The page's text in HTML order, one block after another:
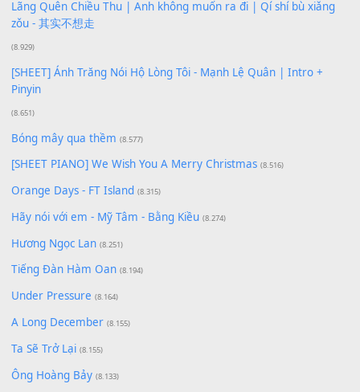
[SHEET PIANO] Happy Birthday
Giá Như - Soobin Hoàng Sơn
Có Em Đời Bỗng Vui
Cơn Mơ Băng Giá
Chờ một tiếng yêu (8.991)
Lãng Quên Chiều Thu | Anh không muốn ra đi | Qí shí bù
zǒu - 其实不想走
(8.929)
[SHEET] Ánh Trăng Nói Hộ Lòng Tôi - Mạnh Lệ Quân | Intro +
Pinyin
(8.651)
Bóng mây qua thềm
[SHEET PIANO] We Wish You A Merry Christmas
Orange Days - FT Island